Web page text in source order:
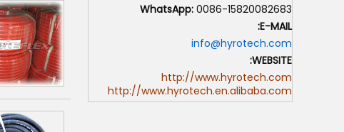
WhatsApp: 0086-15820082683
E-MAIL:
info@hyrotech.com
WEBSITE:
http://www.hyrotech.com
http://www.hyrotech.en.alibaba.com